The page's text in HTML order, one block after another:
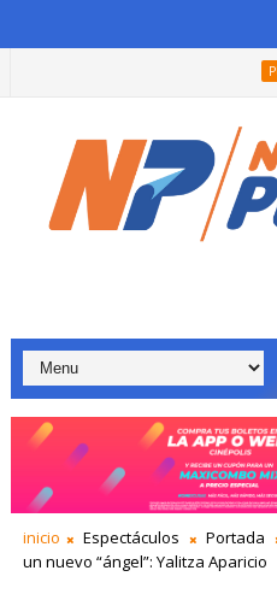
PUEBLA
inicio Espectáculos Portada
un nuevo “ángel”: Yalitza Aparicio